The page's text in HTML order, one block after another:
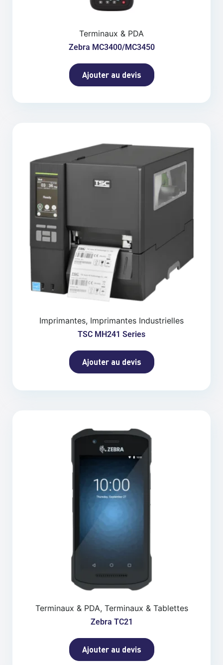
Terminaux & PDA
Zebra MC3400/MC3450
Ajouter au devis
Imprimantes, Imprimantes Industrielles
TSC MH241 Series
Ajouter au devis
Terminaux & PDA, Terminaux & Tablettes
Zebra TC21
Ajouter au devis